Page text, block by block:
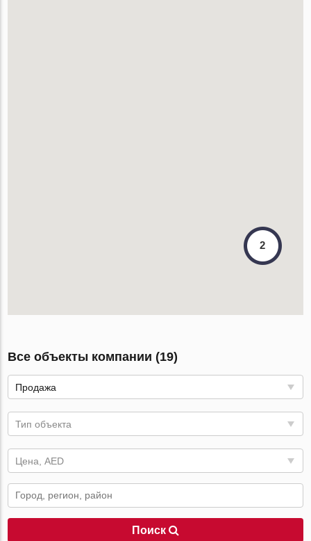
2
Все объекты компании (19)
Продажа
Тип объекта
Цена, AED
Поиск